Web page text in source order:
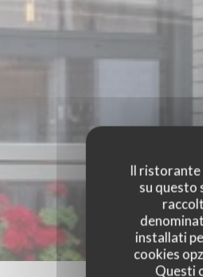
Il ristorante
su questo
installati
cookies
Questi